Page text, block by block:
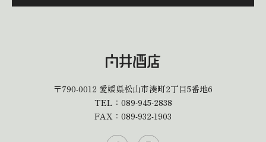
〒790-0012 愛媛県松山市湊町2丁目5番地6
TEL： 089-945-2838
FAX：089-932-1903